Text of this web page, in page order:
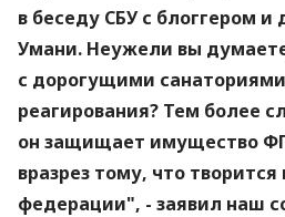
в беседу СБУ с блоггером
Умани. Неужели вы
с дорогущими
реагирования? Тем более
он защищает имущество
вразрез тому, что творится
федерации", - заявил наш